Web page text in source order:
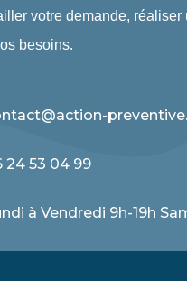
votre demande, réaliser
besoins.
24 53 04 99
à Vendredi 9h-19h